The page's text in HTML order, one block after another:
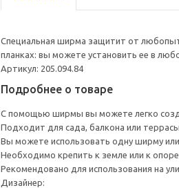
Специальная ширма защитит от
планках: вы можете установить ее в
Артикул: 205.094.84
Подробнее о товаре
С помощью ширмы вы можете легко
Подходит для сада, балкона или
Вы можете использовать одну ширму
Необходимо крепить к земле или к
Рекомендовано для использования на
Дизайнер: